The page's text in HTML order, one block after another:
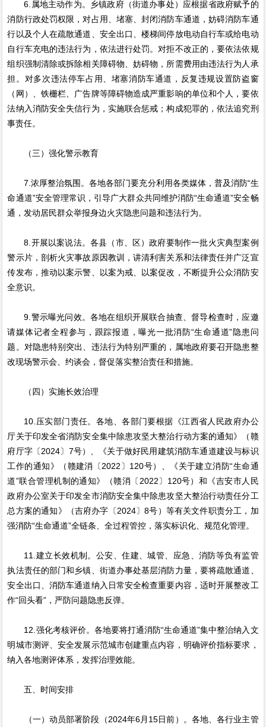
6.属地主动作为。乡镇政府（街道办事处）应根据省政府赋予的
消防行政处罚权限，对占用、堵塞、封闭消防车通道，妨碍消防车通
行以及个人在疏散通道、安全出口、楼梯间停放电动自行车或给电动
自行车充电的违法行为，依法进行处罚。对拒不改正的，要依法依规
组织强制清除或拆除相关障碍物、妨碍物，所需费用由违法行为人承
担。对多次违法停车占用、堵塞消防车通道，反复违规设置防盗窗
（网）、铁栅栏、广告牌等障碍物造成严重影响的单位和个人，要依
法纳入消防安全失信行为，实施联合惩戒；构成犯罪的，依法追究刑
事责任。
（三）强化警示教育
7.浓厚整治氛围。各地各部门要充分利用各类媒体，普及消防“生
命通道”安全管理常识，引导广大群众共同维护消防“生命通道”安全畅
通，发动居民群众举报身边火灾隐患问题和违法行为。
8.开展以案说法。各县（市、区）政府要制作一批火灾典型案例
警示片，剖析火灾事故原因教训，讲清利害关系和法律责任并广泛宣
传发布，推动以案示警、以案为戒、以案促改，不断提升公众消防安
全意识。
9.警示曝光问效。各地在组织开展联合抽查、督导检查时，应邀
请媒体记者全程参与，跟踪报道，曝光一批消防“生命通道”隐患问
题。对隐患特别突出、违法行为特别严重的，属地政府要召开隐患整
改现场警示会、约谈会，督促落实整治责任和措施。
（四）实施长效治理
10.压实部门责任。各地、各部门要根据《江西省人民政府办公
厅关于印发全省消防安全集中除患攻坚大整治行动方案的通知》（赣
府厅字〔2024〕7号）、《关于做好民用建筑消防车通道建设与标识
工作的通知》（赣建消〔2022〕120号）、《关于建立消防“生命通
道”联合管理机制的通知》（赣消〔2022〕120号）和《吉安市人民
政府办公室关于印发全市消防安全集中除患攻坚大整治行动责任分工
总方案的通知》（吉府办字〔2024〕8号）等有关文件职责分工，加
强消防“生命通道”全链条、全过程管控，落实标识化、规范化管理。
11.建立长效机制。公安、住建、城管、应急、消防等负有监管
执法责任的部门和乡镇、街道办事处基层消防力量，要将疏散通道、
安全出口、消防车通道纳入日常安全检查重要内容，适时开展整改工
作“回头看”，严防问题隐患反弹。
12.强化考核评价。各地要将打通消防“生命通道”集中整治纳入文
明城市测评、安全发展示范城市创建重点内容，明确评价指标要求，
纳入各地测评体系，发挥治理效能。
五、时间安排
（一）动员部署阶段（2024年6月15日前）。各地、各行业主管